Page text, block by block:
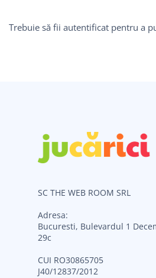
Trebuie să fii autentificat pentru a
SC THE WEB ROOM SRL
Adresa:
Bucuresti, Bulevardul 1
29c
CUI RO30865705
J40/12837/2012